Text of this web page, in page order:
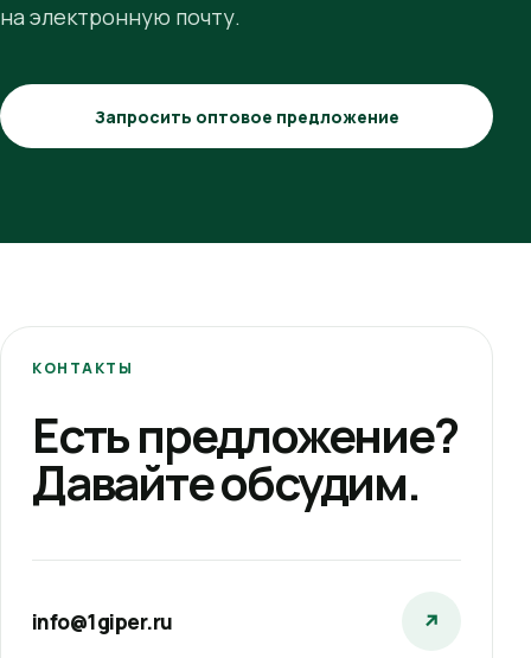
на электронную почту.
Запросить оптовое предложение
КОНТАКТЫ
Есть предложение?
Давайте обсудим.
info@1giper.ru ↗